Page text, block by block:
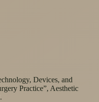
Devices, and
Practice”, Aesthetic